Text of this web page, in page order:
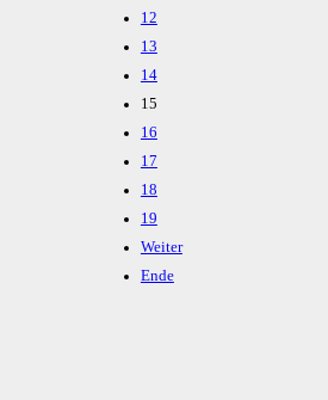
12
13
14
15
16
17
18
19
Weiter
Ende